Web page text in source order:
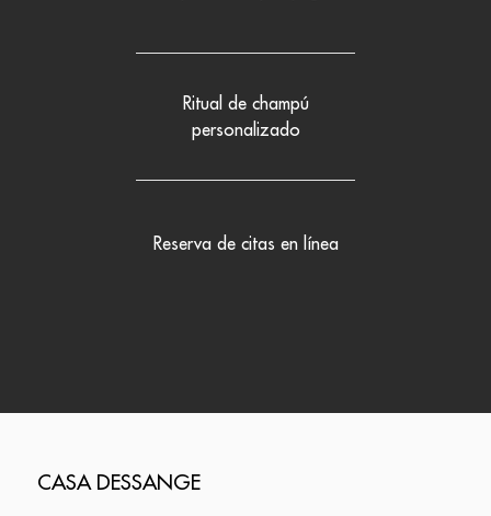
Ritual de champú
personalizado
Reserva de citas en línea
CASA DESSANGE